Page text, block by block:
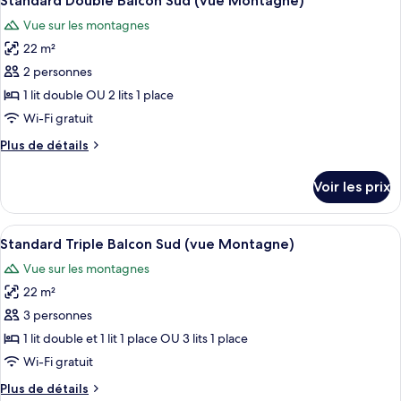
(vue
Montagne)
Standard
Single
Balcon
Sud
(vue
Montagne)
toutes
les
photos
pour
ce
type
chambre :
Balcon
Sud
(vue
Montagne)
Vue sur les montagnes
22 m²
2 personnes
1 lit double OU 2 lits 1 place
Wi-Fi gratuit
Plus de détails
Plus
le
type
de
Standard
Double
Balcon
Sud
(vue
Montagne)
Voir les prix
Afficher
toutes
les
photos
pour
ce
type
Une chambre à coucher avec un lit,
5
Standard Triple Balcon Sud (vue Montagne)
Vue sur les montagnes
22 m²
3 personnes
1 lit double et 1 lit 1 place OU 3 lits 1 place
Wi-Fi gratuit
Plus de détails
Plus